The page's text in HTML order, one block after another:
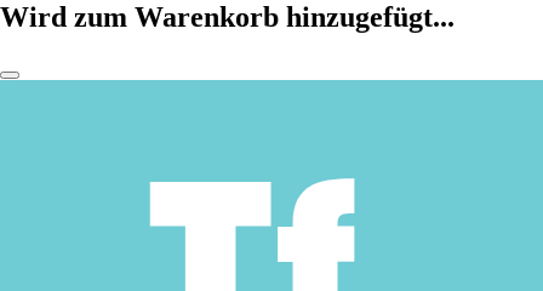
Wird zum Warenkorb hinzugefügt...